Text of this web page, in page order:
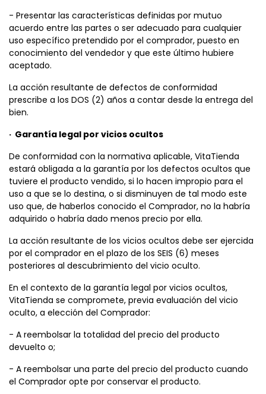
- Presentar las características definidas por mutuo
acuerdo entre las partes o ser adecuado para cualquier
uso específico pretendido por el comprador, puesto en
conocimiento del vendedor y que este último hubiere
aceptado.
La acción resultante de defectos de conformidad
prescribe a los DOS (2) años a contar desde la entrega del
bien.
· Garantía legal por vicios ocultos
De conformidad con la normativa aplicable, VitaTienda
estará obligada a la garantía por los defectos ocultos que
tuviere el producto vendido, si lo hacen impropio para el
uso a que se lo destina, o si disminuyen de tal modo este
uso que, de haberlos conocido el Comprador, no la habría
adquirido o habría dado menos precio por ella.
La acción resultante de los vicios ocultos debe ser ejercida
por el comprador en el plazo de los SEIS (6) meses
posteriores al descubrimiento del vicio oculto.
En el contexto de la garantía legal por vicios ocultos,
VitaTienda se compromete, previa evaluación del vicio
oculto, a elección del Comprador:
- A reembolsar la totalidad del precio del producto
devuelto o;
- A reembolsar una parte del precio del producto cuando
el Comprador opte por conservar el producto.